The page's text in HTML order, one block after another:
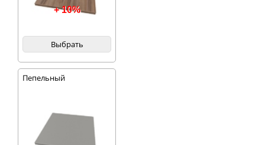
+ 10%
Выбрать
Пепельный